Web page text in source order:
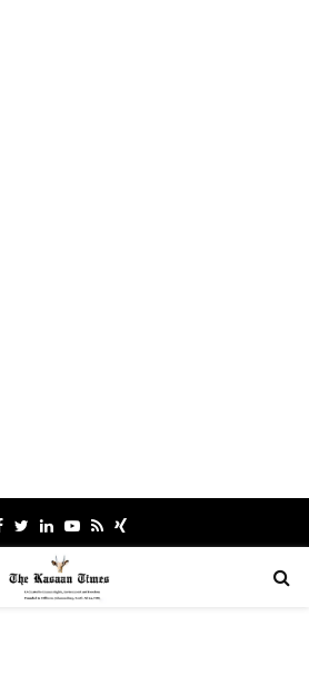
Facebook
TwitterLinkedinYoutube
RssXing